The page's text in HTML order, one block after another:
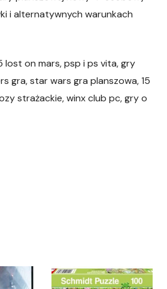
i alternatywnych warunkach
on mars, psp i ps vita, gry
gra, star wars gra planszowa, 15
strażackie, winx club pc, gry o